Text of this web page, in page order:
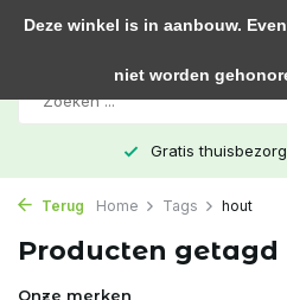
Gratis
Terug Home Tags hout
Producten
Onze merken
Deze winkel is in aanbouw.
niet worden